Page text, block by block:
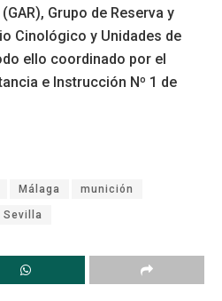
Grupo de Reserva y
Cinológico y Unidades de
ello coordinado por el
e Instrucción Nº 1 de
Málaga munición
Sevilla